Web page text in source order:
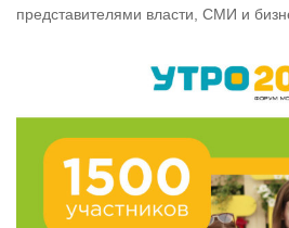
представителями власти, СМИ и